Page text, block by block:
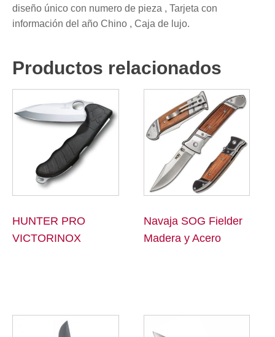
diseño único con numero de pieza , Tarjeta con
información del año Chino , Caja de lujo.
Productos relacionados
HUNTER PRO
VICTORINOX
Navaja SOG Fielder
Madera y Acero